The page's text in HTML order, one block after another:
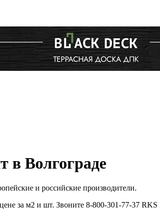
Волгограде
и российские производители.
за м2 и шт. Звоните 8-800-301-77-37